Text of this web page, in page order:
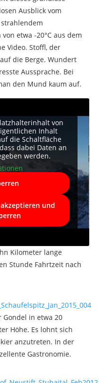
Ausblick vom
etwa -20°C aus dem
Video. Stoffl, der
die Berge. Wundert
Aussprache. Bei
den Mund kaum auf.
von
Inhalt
die Schaltfläche
dabei Daten an
werden.
und
Kilometer lange
Stunde Fahrtzeit nach
Gondel in etwa 20
Höhe. Es lohnt sich
anzutreten. In der
Gastronomie.